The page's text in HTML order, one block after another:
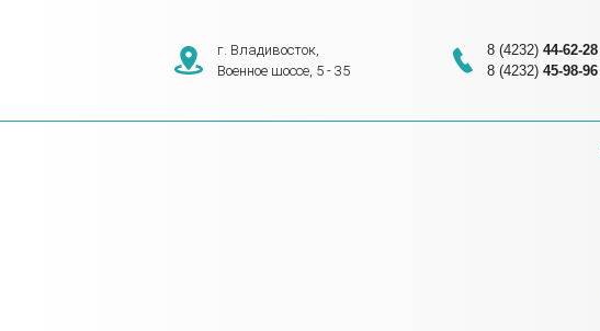
г. Владивосток,
Военное шоссе, 5 - 35
8 (4232)44-62-28
8 (4232)45-98-96